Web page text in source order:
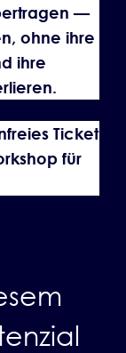
—
ohne ihre
ihre
Ticket
für